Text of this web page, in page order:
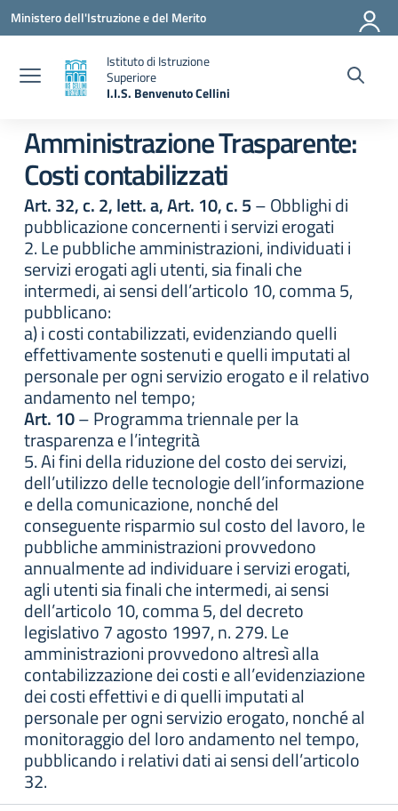
Vai ai contenuti
Vai al menu di navigazione
Vai al footer
Ministero dell'Istruzione e del Merito
Istituto di Istruzione
Superiore
I.I.S. Benvenuto Cellini
Amministrazione Trasparente:
Costi contabilizzati
Art. 32, c. 2, lett. a, Art. 10, c. 5– Obblighi di
pubblicazione concernenti i servizi erogati
2. Le pubbliche amministrazioni, individuati i
servizi erogati agli utenti, sia finali che
intermedi, ai sensi dell’articolo 10, comma 5,
pubblicano:
a) i costi contabilizzati, evidenziando quelli
effettivamente sostenuti e quelli imputati al
personale per ogni servizio erogato e il relativo
andamento nel tempo;
Art. 10– Programma triennale per la
trasparenza e l’integrità
5. Ai fini della riduzione del costo dei servizi,
dell’utilizzo delle tecnologie dell’informazione
e della comunicazione, nonché del
conseguente risparmio sul costo del lavoro, le
pubbliche amministrazioni provvedono
annualmente ad individuare i servizi erogati,
agli utenti sia finali che intermedi, ai sensi
dell’articolo 10, comma 5, del decreto
legislativo 7 agosto 1997, n. 279. Le
amministrazioni provvedono altresì alla
contabilizzazione dei costi e all’evidenziazione
dei costi effettivi e di quelli imputati al
personale per ogni servizio erogato, nonché al
monitoraggio del loro andamento nel tempo,
pubblicando i relativi dati ai sensi dell’articolo
32.